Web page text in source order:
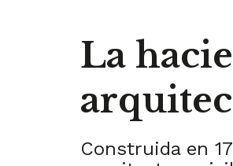
La
Construida en